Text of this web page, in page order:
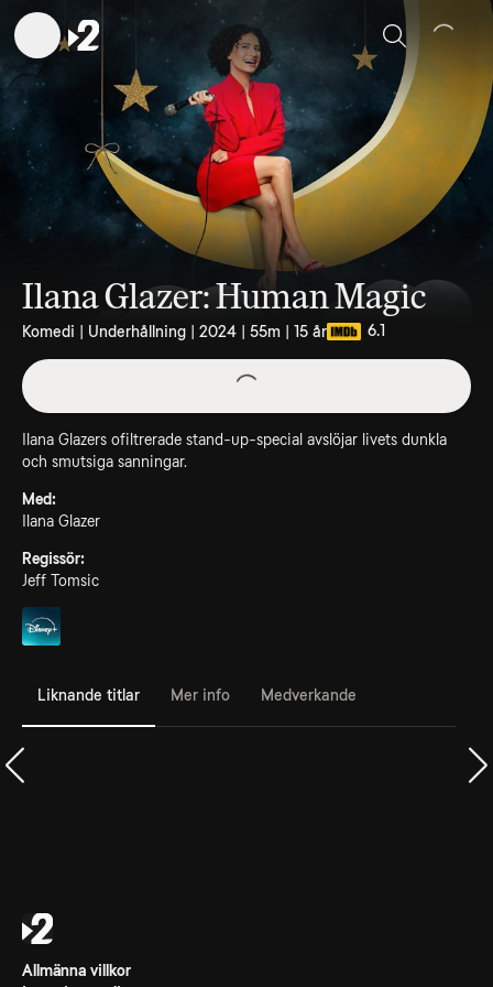
Sök
Ilana Glazer: Human Magic
Komedi | Underhållning | 2024 | 55m | 15 år 6.1
Ilana Glazers ofiltrerade stand-up-special avslöjar livets dunkla
och smutsiga sanningar.
Med:
Ilana Glazer
Regissör:
Jeff Tomsic
Liknande titlar Mer info Medverkande
Allmänna villkor